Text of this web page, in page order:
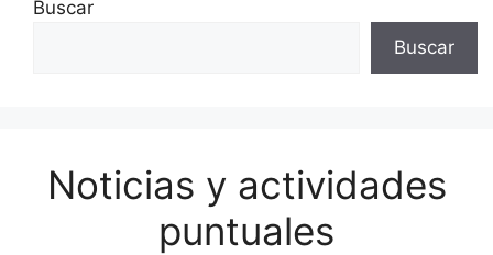
Buscar
Buscar
Noticias y actividades
puntuales